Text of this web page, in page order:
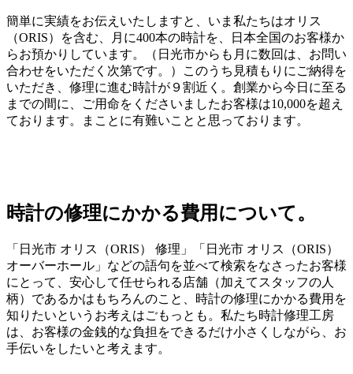
簡単に実績をお伝えいたしますと、いま私たちはオリス
（ORIS）を含む、月に400本の時計を、日本全国のお客様か
らお預かりしています。（日光市からも月に数回は、お問い
合わせをいただく次第です。）このうち見積もりにご納得を
いただき、修理に進む時計が９割近く。創業から今日に至る
までの間に、ご用命をくださいましたお客様は10,000を超え
ております。まことに有難いことと思っております。
時計の修理にかかる費用について。
「日光市 オリス（ORIS） 修理」「日光市 オリス（ORIS）
オーバーホール」などの語句を並べて検索をなさったお客様
にとって、安心して任せられる店舗（加えてスタッフの人
柄）であるかはもちろんのこと、時計の修理にかかる費用を
知りたいというお考えはごもっとも。私たち時計修理工房
は、お客様の金銭的な負担をできるだけ小さくしながら、お
手伝いをしたいと考えます。